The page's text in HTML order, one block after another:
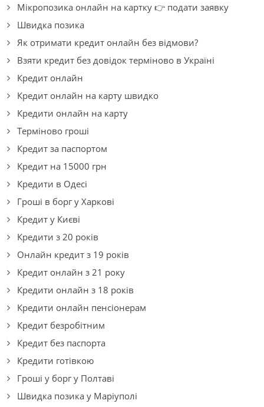
Мікропозика онлайн на картку 👉 подати заявку
Швидка позика
Як отримати кредит онлайн без відмови?
Взяти кредит без довідок терміново в Україні
Кредит онлайн
Кредит онлайн на карту швидко
Кредити онлайн на карту
Терміново гроші
Кредит за паспортом
Кредит на 15000 грн
Кредити в Одесі
Гроші в борг у Харкові
Кредит у Києві
Кредити з 20 років
Онлайн кредит з 19 років
Кредит онлайн з 21 року
Кредити онлайн з 18 років
Кредити онлайн пенсіонерам
Кредит безробітним
Кредит без паспорта
Кредити готівкою
Гроші у борг у Полтаві
Швидка позика у Маріуполі